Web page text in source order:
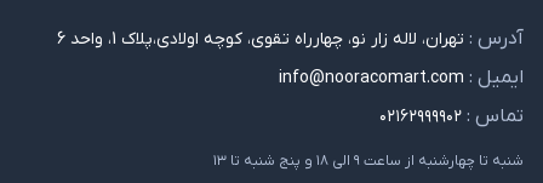
آدرس : تهران، لاله زار نو، چهارراه تقوی، کوچه اولادی،پلاک 1، واحد 6
ایمیل : info@nooracomart.com
تماس : ۰۲۱۶۲۹۹۹۹۰۲
شنبه تا چهارشنبه از ساعت ۹ الی ۱۸ و پنج شنبه تا ۱۳